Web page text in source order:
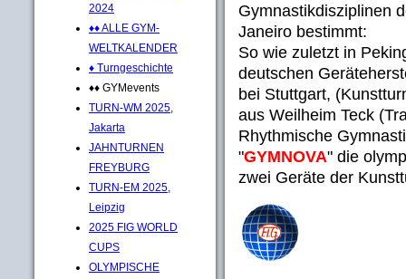
2024
♦♦ ALLE GYM-
WELTKALENDER
♦ Turngeschichte
♦♦ GYMevents
TURN-WM 2025,
Jakarta
JAHNTURNEN
FREYBURG
TURN-EM 2025,
Leipzig
2025 FIG WORLD
CUPS
OLYMPISCHE
Gymnastikdisziplinen
Janeiro bestimmt:
So wie zuletzt in
deutschen
bei Stuttgart,
aus Weilheim Teck
Rhythmische
"GYMNOVA" die
zwei Geräte der